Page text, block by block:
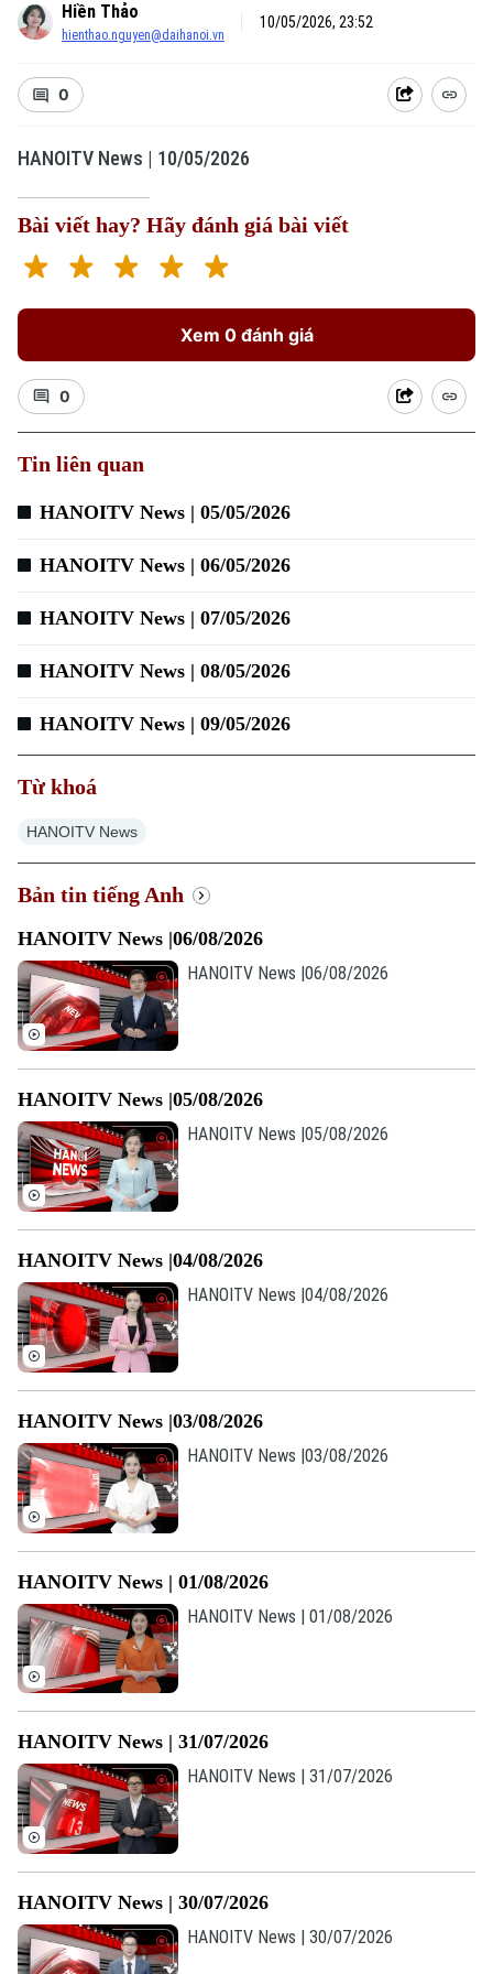
Xu hướng
Chuyên mục
Thời sự
Hà Nội
Chính trị
Xã hội
An ninh trật tự
Hà Nội
Người Hà Nội
Khoảnh khắc Hà Nội
Ẩm thực
Thế giới
Tin tức
Quân sự
Người Việt 4 phương
Kinh tế
Tin tức
Cafe sáng
Tài chính Ngân hàng
Nhà đất
Tin tức
Đầu tư
Tàu và Xe
Hiền Thảo
hienthao.nguyen@daihanoi.vn
10/05/2026, 23:52
0
HANOITV News | 10/05/2026
Bài viết hay? Hãy đánh giá bài viết
Xem 0 đánh giá
0
Tin liên quan
HANOITV News | 05/05/2026
HANOITV News | 06/05/2026
HANOITV News | 07/05/2026
HANOITV News | 08/05/2026
HANOITV News | 09/05/2026
Từ khoá
HANOITV News
Bản tin tiếng Anh
HANOITV News |06/08/2026
HANOITV News |06/08/2026
HANOITV News |05/08/2026
HANOITV News |05/08/2026
HANOITV News |04/08/2026
HANOITV News |04/08/2026
HANOITV News |03/08/2026
HANOITV News |03/08/2026
HANOITV News | 01/08/2026
HANOITV News | 01/08/2026
HANOITV News | 31/07/2026
HANOITV News | 31/07/2026
HANOITV News | 30/07/2026
HANOITV News | 30/07/2026